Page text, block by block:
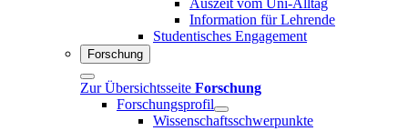
Information für Lehrende
Studentisches Engagement
Forschung
Zur Übersichtsseite Forschung
Forschungsprofil
Wissenschaftsschwerpunkte